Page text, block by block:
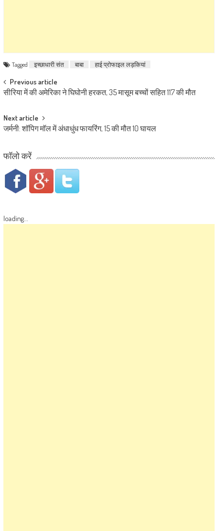
Tagged इच्छाधारी संत बाबा हाई प्रोफाइल लड़कियां
Post navigation
Previous article
सीरिया में की अमेरिका ने घिघोनी हरकत, 35 मासूम बच्चों सहित 117 की मौत
Next article
जर्मनी: शॉपिग मॉल में अंधाधुंध फायरिंग, 15 की मौत 10 घायल
फॉलो करें
loading...